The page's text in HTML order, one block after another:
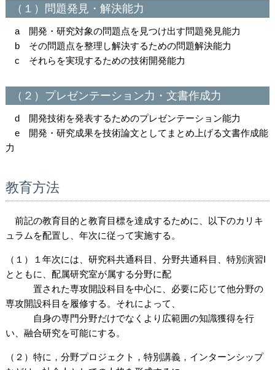
（１）問題発見・解決能力
a 開発・研究対象の問題点を見つけ出す問題発見能力
b その問題点を整理し解決するための問題解決能力
c それらを実現するための技術開発能力
（２）プレゼンテーション力・文書作成力
d 開発技術を発表するためのプレゼンテーション能力
e 開発・研究成果を技術論文としてまとめ上げる文書作成能
力
教育方法
前記の教育目的と教育目標を達成するために、以下のカリキ
ュラムを配置し、年次に従って実施する。
（１）１年次には、研究科共通科目、分野共通科目、特別演習I
とともに、配属研究室が属する分野に配
置された専攻開設科目を中心に、必要に応じて他分野の
専攻開設科目を履修する。それによって、
自身の専門分野だけでなくより広範囲の知識獲得を行
い、融合研究を可能にする。
（２）特に，分野プロジェクト，特別講義，インターンシップ